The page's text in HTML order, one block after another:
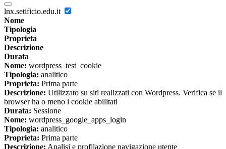
lnx.setificio.edu.it
Nome
Tipologia
Proprieta
Descrizione
Durata
Nome: wordpress_test_cookie
Tipologia: analitico
Proprieta: Prima parte
Descrizione: Utilizzato su siti realizzati con Wordpress. Verifica se il
browser ha o meno i cookie abilitati
Durata: Sessione
Nome: wordpress_google_apps_login
Tipologia: analitico
Proprieta: Prima parte
Descrizione: Analisi e profilazione navigazione utente